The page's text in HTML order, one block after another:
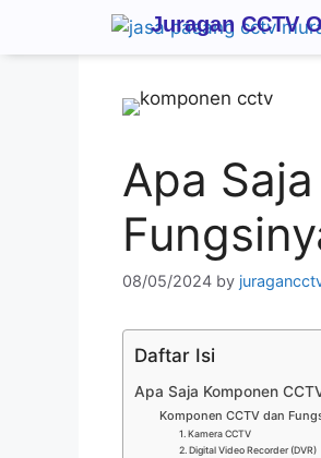
Juragan CCTV
Apa
08/05/2024 by
Daftar Isi
Apa Saja Komponen
Komponen CCTV dan
1. Kamera CCTV
2. Digital Video Recorder (DVR)